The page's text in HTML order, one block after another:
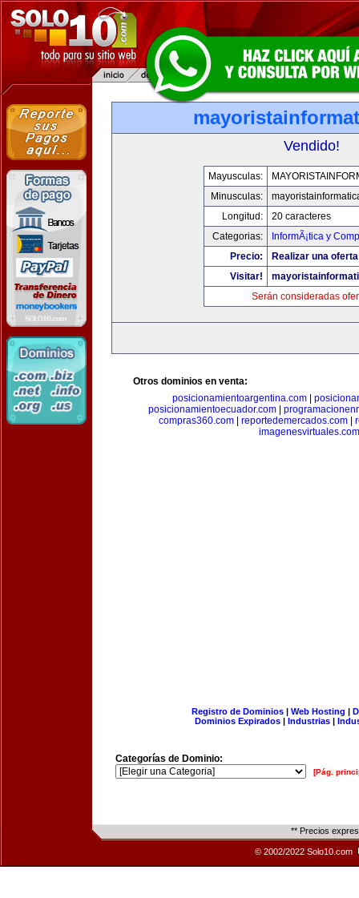
Vendido!
Mayusculas:
Minusculas:
Longitud:
20 caracteres
Categorias:
InformÃ¡tica y
Precio:
Realizar una
Visitar!
Serán consideradas
Otros dominios en venta:
posicionamientoargentina.com|
posicionamientoecuador.com
compras360.com
reportedemercados.com
imagenesvirtuales.com
Registro de Dominios| Web Hosting |
Dominios Expirados | Industrias |
Categorías de Dominio:
[Pág.
** Precios
© 2002/2022 Solo10.com